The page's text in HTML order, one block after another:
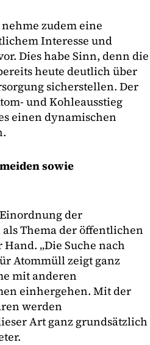
zudem eine
Interesse und
Dies habe Sinn, denn die
heute deutlich über
sicherstellen. Der
und Kohleausstieg
einen dynamischen
sowie
der
Thema der öffentlichen
„Die Suche nach
Atommüll zeigt ganz
mit anderen
einhergehen. Mit der
werden
Art ganz grundsätzlich